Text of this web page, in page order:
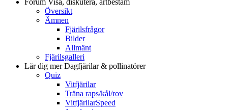
Översikt
Ämnen
Fjärilsfrågor
Bilder
Allmänt
Fjärilsgalleri
Lär dig merDagfjärilar & pollinatörer
Quiz
Vitfjärilar
Träna raps/kål/rov
VitfjärilarSpeed